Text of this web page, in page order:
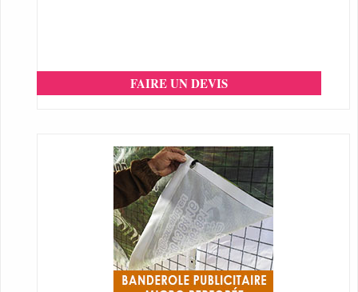
FAIRE UN DEVIS